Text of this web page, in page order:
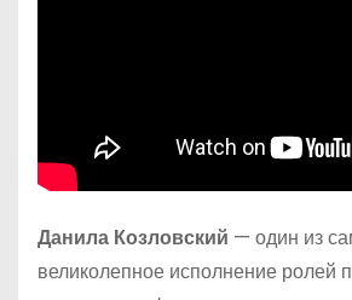
Данила Козловский — один из
великолепное исполнение ролей